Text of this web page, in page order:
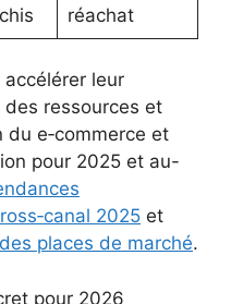
réachat
leur
ressources et
du e‑commerce et
pour 2025 et au-
2025 et
places de marché.
pour 2026